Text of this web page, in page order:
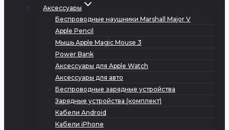
Аксессуары
Беспроводные наушники Marshall Major V
Apple Pencil
Мышь Apple Magic Mouse 3
Power Bank
Аксессуары для Apple Watch
Аксессуары для авто
Беспроводные зарядные устройства
Зарядные устройства (комплект)
Кабели Android
Кабели iPhone